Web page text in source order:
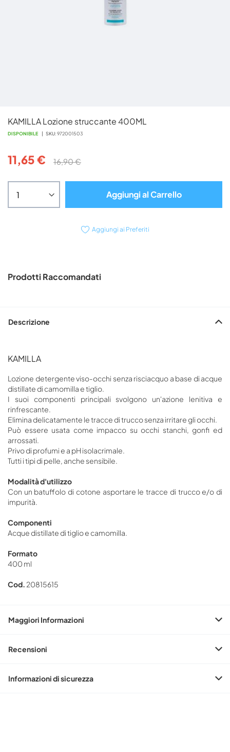
KAMILLA Lozione struccante 400ML
DISPONIBILE SKU 972001503
11,65 € 16,90 €
Aggiungi al Carrello
Aggiungi ai Preferiti
all'inizio
della
immagini
Prodotti Raccomandati
Descrizione
KAMILLA
Lozione detergente viso-occhi senza risciacquo a base di acque
distillate di camomilla e tiglio.
I suoi componenti principali svolgono un'azione lenitiva e
rinfrescante.
Elimina delicatamente le tracce di trucco senza irritare gli occhi.
Può essere usata come impacco su occhi stanchi, gonfi ed
arrossati.
Privo di profumi e a pH isolacrimale.
Tutti i tipi di pelle, anche sensibile.
Modalità d'utilizzo
Con un batuffolo di cotone asportare le tracce di trucco e/o di
impurità.
Componenti
Acque distillate di tiglio e camomilla.
Formato
400 ml
Cod. 20815615
Maggiori Informazioni
Recensioni
Informazioni di sicurezza